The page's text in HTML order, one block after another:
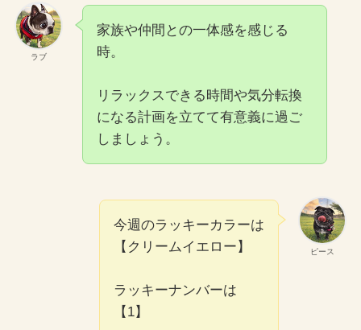
ラブ
家族や仲間との一体感を感じる
時。
リラックスできる時間や気分転換
になる計画を立てて有意義に過ご
しましょう。
ピース
今週のラッキーカラーは
【クリームイエロー】
ラッキーナンバーは
【1】